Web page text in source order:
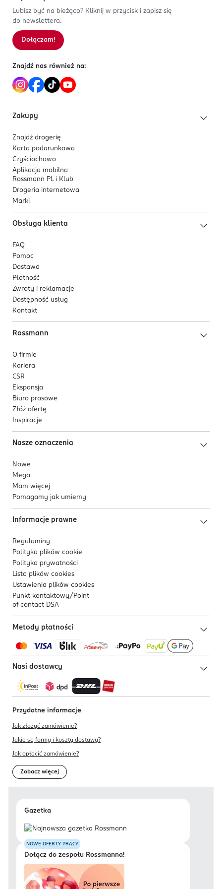
ftalimidoperoksykapronowy).
Zawiera fluorek sodu (1400 ppm F–).
Kod EAN
5 902719 410703
1
0%
Sortowanie wg
Lubisz być na bieżąco? Kliknij w przycisk i zapisz się
do newslettera.
Dołączam!
Znajdź nas również na:
Zakupy
Znajdź drogerię
Karta podarunkowa
Czyściochowo
Aplikacja mobilna
Rossmann PL i Klub
Drogeria internetowa
Marki
Obsługa klienta
FAQ
Pomoc
Dostawa
Płatność
Zwroty i reklamacje
Dostępność usług
Kontakt
Rossmann
O firmie
Kariera
CSR
Ekspansja
Biuro prasowe
Złóż ofertę
Inspiracje
Nasze oznaczenia
Nowe
Mega
Mam więcej
Pomagamy jak umiemy
Informacje prawne
Regulaminy
Polityka plików cookie
Polityka prywatności
Lista plików cookies
Ustawienia plików cookies
Punkt kontaktowy/ Point
of contact DSA
Metody płatności
Nasi dostawcy
Przydatne informacje
Jak złożyć zamówienie?
Jakie są formy i koszty dostawy?
Jak opłacić zamówienie?
Zobacz więcej
Gazetka
NOWE OFERTY PRACY
Dołącz do zespołu Rossmanna!